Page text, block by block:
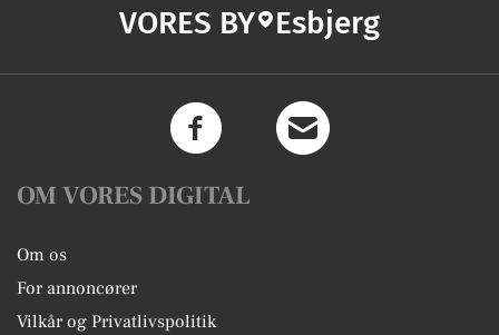
VORES BY Esbjerg
OM VORES DIGITAL
Om os
For annoncører
Vilkår og Privatlivspolitik